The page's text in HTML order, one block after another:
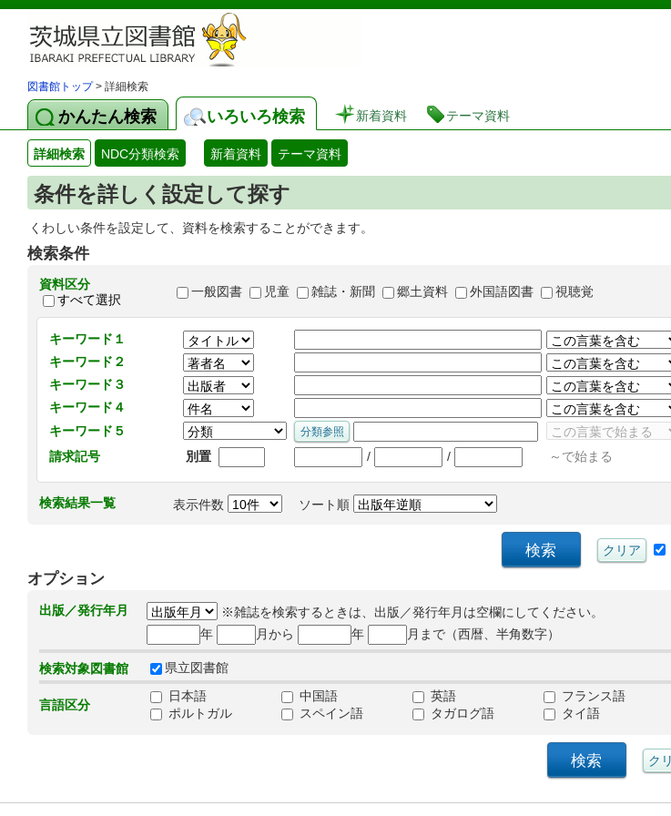
茨城県立図書館 蔵書検索・予約システム
図書館トップ> 詳細検索
かんたん検索 いろいろ検索 新着資料 テーマ資料
詳細検索 NDC分類検索 新着資料 テーマ資料
条件を詳しく設定して探す
くわしい条件を設定して、資料を検索することができます。
検索条件
資料区分
すべて選択
一般図書 児童 雑誌・新聞 郷土資料 外国語図書 視聴覚
キーワード１
キーワード２
キーワード３
キーワード４
キーワード５
請求記号
別置 / / ～で始まる
検索結果一覧 表示件数 ソート順
オプション
出版／発行年月
※雑誌を検索するときは、出版／発行年月は空欄にしてください。
年
月から 年 月まで（西暦、半角数字）
検索対象図書館 県立図書館
言語区分
日本語 中国語 英語 フランス語
ポルトガル
スペイン語 タガログ語 タイ語